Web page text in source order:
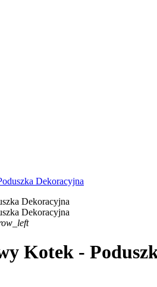
Dekoracyjna
Kotek -